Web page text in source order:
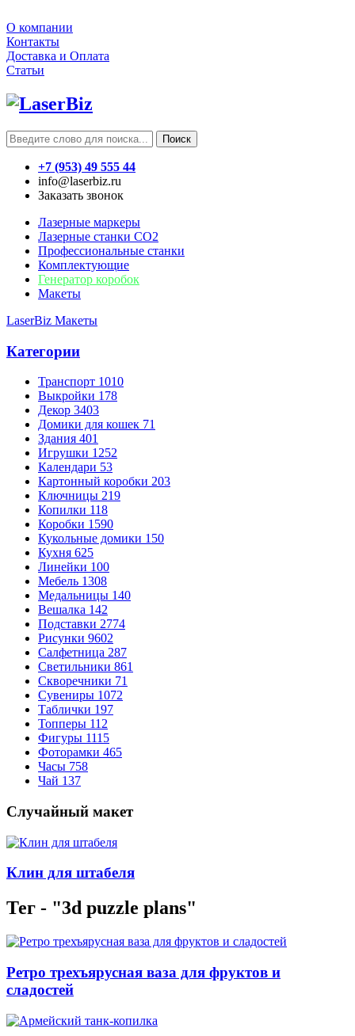
О компании
Контакты
Доставка и Оплата
Статьи
Поиск
+7 (953) 49 555 44
info@laserbiz.ru
Заказать звонок
Лазерные маркеры
Лазерные станки CO2
Профессиональные станки
Комплектующие
Генератор коробок
Макеты
LaserBiz Макеты
Категории
Транспорт 1010
Выкройки 178
Декор 3403
Домики для кошек 71
Здания 401
Игрушки 1252
Календари 53
Картонный коробки 203
Ключницы 219
Копилки 118
Коробки 1590
Кукольные домики 150
Кухня 625
Линейки 100
Мебель 1308
Медальницы 140
Вешалка 142
Подставки 2774
Рисунки 9602
Салфетница 287
Светильники 861
Скворечники 71
Сувениры 1072
Таблички 197
Топперы 112
Фигуры 1115
Фоторамки 465
Часы 758
Чай 137
Случайный макет
Клин для штабеля
Тег - "3d puzzle plans"
Ретро трехъярусная ваза для фруктов и
сладостей